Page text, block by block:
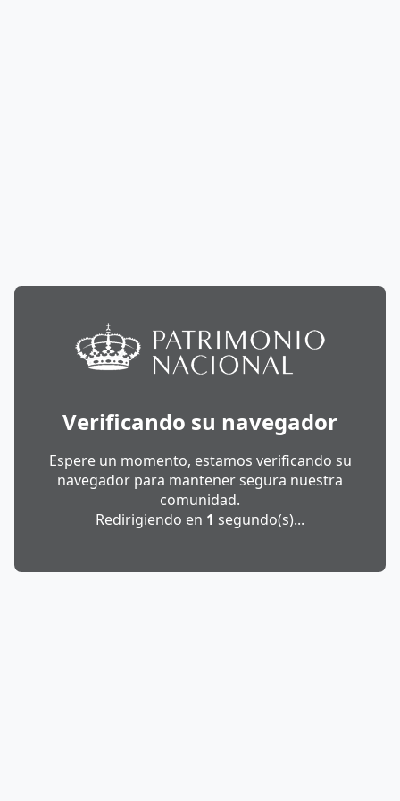
Verificando su navegador
Espere un momento, estamos verificando su
navegador para mantener segura nuestra
comunidad.
Redirigiendo en 1 segundo(s)...